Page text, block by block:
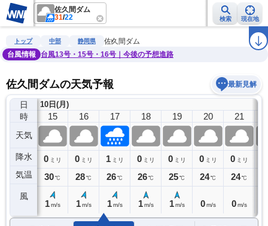
佐久間ダム
31/22 検索 現在地
雨雲レーダー 台風情報 地震情報 ラ
トップ 中部 静岡県
佐久間ダム
台風情報
台風13号・15号・16号｜今後の予想進路
佐久間ダムの天気予報 最新見解
日
時
天気
降水
気温
風
10日(月)
14
0ミリ
31℃
15
0 ミリ
30℃
1 m/s
16
0 ミリ
28℃
1 m/s
17
1 ミリ
26℃
1 m/s
18
0 ミリ
26℃
1 m/s
19
0 ミリ
25℃
1 m/s
20
0 ミリ
24℃
0 m/s
21
0 ミリ
24℃
0 m/s